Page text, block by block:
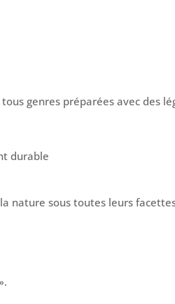
genres préparées avec des
durable
nature sous toutes leurs